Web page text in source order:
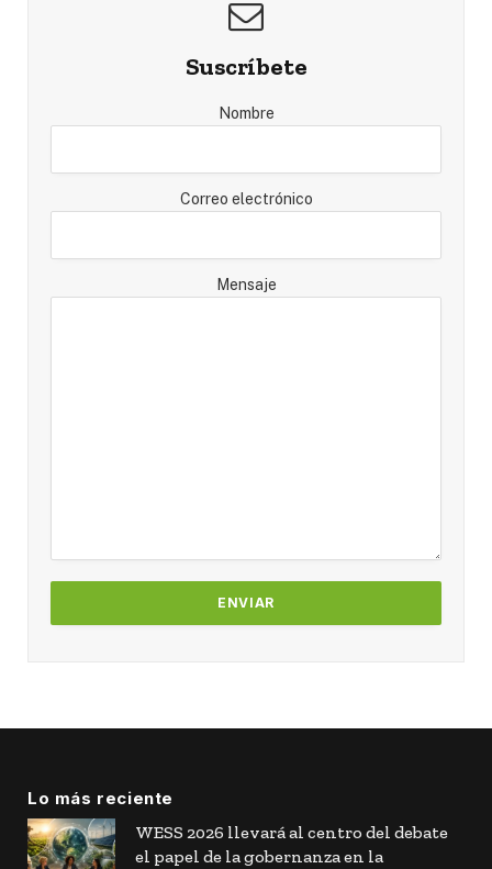
Suscríbete
Nombre
Correo electrónico
Mensaje
Lo más reciente
WESS 2026 llevará al centro del debate
el papel de la gobernanza en la